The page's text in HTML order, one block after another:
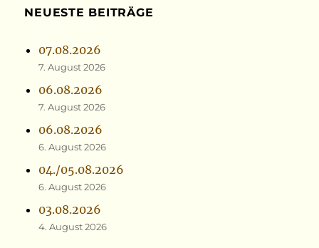
NEUESTE BEITRÄGE
07.08.2026
7. August 2026
06.08.2026
7. August 2026
06.08.2026
6. August 2026
04./05.08.2026
6. August 2026
03.08.2026
4. August 2026